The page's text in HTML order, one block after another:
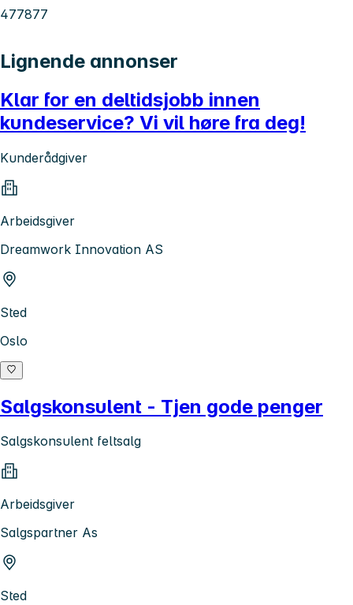
477877
Lignende annonser
Klar for en deltidsjobb innen
kundeservice? Vi vil høre fra deg!
Kunderådgiver
Arbeidsgiver
Dreamwork Innovation AS
Sted
Oslo
Salgskonsulent - Tjen gode penger
Salgskonsulent feltsalg
Arbeidsgiver
Salgspartner As
Sted